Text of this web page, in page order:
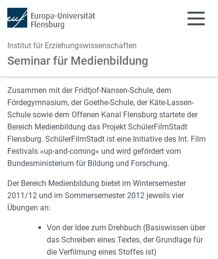
Institut für Erziehungswissenschaften
Seminar für Medienbildung
Zusammen mit der Fridtjof-Nansen-Schule, dem
Fördegymnasium, der Goethe-Schule, der Käte-Lassen-
Schule sowie dem Offenen Kanal Flensburg startete der
Bereich Medienbildung das Projekt SchülerFilmStadt
Flensburg. SchülerFilmStadt ist eine Initiative des Int. Film
Festivals »up-and-coming« und wird gefördert vom
Bundesministerium für Bildung und Forschung.
Der Bereich Medienbildung bietet im Wintersemester
2011/12 und im Sommersemester 2012 jeweils vier
Übungen an:
Von der Idee zum Drehbuch (Basiswissen über
das Schreiben eines Textes, der Grundlage für
die Verfilmung eines Stoffes ist)